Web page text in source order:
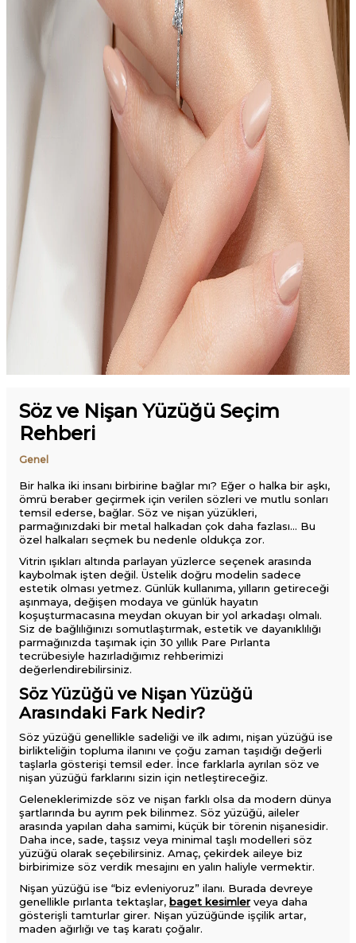
Söz ve Nişan Yüzüğü Seçim
Rehberi
Genel
Bir halka iki insanı birbirine bağlar mı? Eğer o halka bir aşkı,
ömrü beraber geçirmek için verilen sözleri ve mutlu sonları
temsil ederse, bağlar. Söz ve nişan yüzükleri,
parmağınızdaki bir metal halkadan çok daha fazlası… Bu
özel halkaları seçmek bu nedenle oldukça zor.
Vitrin ışıkları altında parlayan yüzlerce seçenek arasında
kaybolmak işten değil. Üstelik doğru modelin sadece
estetik olması yetmez. Günlük kullanıma, yılların getireceği
aşınmaya, değişen modaya ve günlük hayatın
koşuşturmacasına meydan okuyan bir yol arkadaşı olmalı.
Siz de bağlılığınızı somutlaştırmak, estetik ve dayanıklılığı
parmağınızda taşımak için 30 yıllık Pare Pırlanta
tecrübesiyle hazırladığımız rehberimizi
değerlendirebilirsiniz.
Söz Yüzüğü ve Nişan Yüzüğü
Arasındaki Fark Nedir?
Söz yüzüğü genellikle sadeliği ve ilk adımı, nişan yüzüğü ise
birlikteliğin topluma ilanını ve çoğu zaman taşıdığı değerli
taşlarla gösterişi temsil eder. İnce farklarla ayrılan söz ve
nişan yüzüğü farklarını sizin için netleştireceğiz.
Geleneklerimizde söz ve nişan farklı olsa da modern dünya
şartlarında bu ayrım pek bilinmez. Söz yüzüğü, aileler
arasında yapılan daha samimi, küçük bir törenin nişanesidir.
Daha ince, sade, taşsız veya minimal taşlı modelleri söz
yüzüğü olarak seçebilirsiniz. Amaç, çekirdek aileye biz
birbirimize söz verdik mesajını en yalın haliyle vermektir.
Nişan yüzüğü ise “biz evleniyoruz” ilanı. Burada devreye
genellikle pırlanta tektaşlar, baget kesimlerveya daha
gösterişli tamturlar girer. Nişan yüzüğünde işçilik artar,
maden ağırlığı ve taş karatı çoğalır.